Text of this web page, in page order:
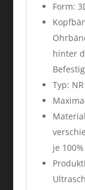
Form:
hinter
Typ:
je 100%